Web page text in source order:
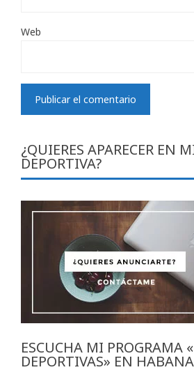
Web
¿QUIERES APARECER EN
DEPORTIVA?
ESCUCHA MI PROGRAMA
DEPORTIVAS» EN